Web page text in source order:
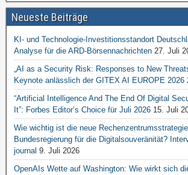
Neueste Beiträge
KI- und Technologie-Investitionsstandort
Analyse für die ARD-Börsennachrichten 27. Juli
„AI as a Security Risk: Responses to New
Keynote anlässlich der GITEX AI EUROPE 2026
“Artificial Intelligence And The End Of Digital
It”: Forbes Editor’s Choice für Juli 2026 15. Juli
Wie wichtig ist die neue
Bundesregierung für die Digitalsouveränität?
journal 9. Juli 2026
OpenAIs Wette auf Washington: Wie wirkt sich